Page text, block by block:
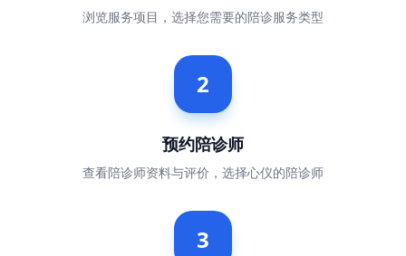
浏览服务项目，选择您需要的陪诊服务类型
2
预约陪诊师
查看陪诊师资料与评价，选择心仪的陪诊师
3